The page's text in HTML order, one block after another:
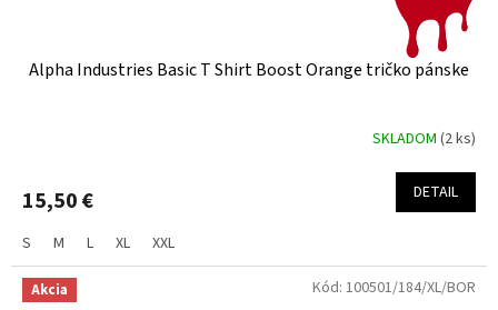
Alpha Industries Basic T Shirt Boost Orange tričko pánske
SKLADOM (2 ks)
15,50 € DETAIL
S M L XL XXL
Akcia Kód: 100501/184/XL/BOR